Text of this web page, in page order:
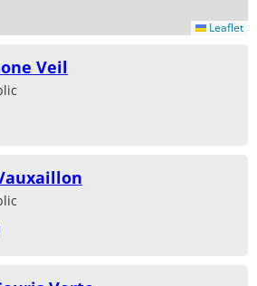
Leaflet
Veil